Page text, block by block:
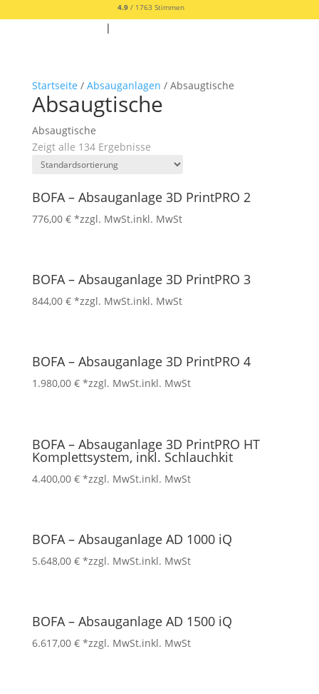
4.9/ 1763 Stimmen
|
Startseite / Absauganlagen / Absaugtische
Absaugtische
Absaugtische
Zeigt alle 134 Ergebnisse
BOFA – Absauganlage 3D PrintPRO 2
776,00 € *zzgl. MwSt.inkl. MwSt
BOFA – Absauganlage 3D PrintPRO 3
844,00 € *zzgl. MwSt.inkl. MwSt
BOFA – Absauganlage 3D PrintPRO 4
1.980,00 € *zzgl. MwSt.inkl. MwSt
BOFA – Absauganlage 3D PrintPRO HT
Komplettsystem, inkl. Schlauchkit
4.400,00 € *zzgl. MwSt.inkl. MwSt
BOFA – Absauganlage AD 1000 iQ
5.648,00 € *zzgl. MwSt.inkl. MwSt
BOFA – Absauganlage AD 1500 iQ
6.617,00 € *zzgl. MwSt.inkl. MwSt